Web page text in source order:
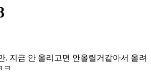
. 지금 안 올리고면 안올릴거같아서 올려
ㅋ